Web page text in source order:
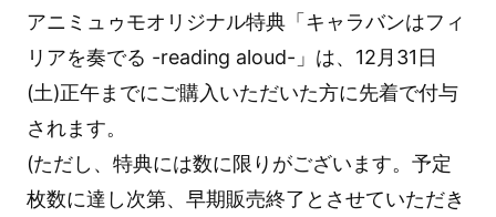
アニミュゥモオリジナル特典「キャラバンはフィ
リアを奏でる -reading aloud-」は、12月31日
(土)正午までにご購入いただいた方に先着で付与
されます。
(ただし、特典には数に限りがございます。予定
枚数に達し次第、早期販売終了とさせていただき